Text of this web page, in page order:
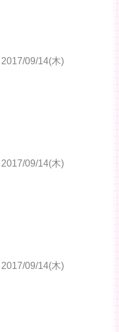
2017/09/14(木)
2017/09/14(木)
2017/09/14(木)